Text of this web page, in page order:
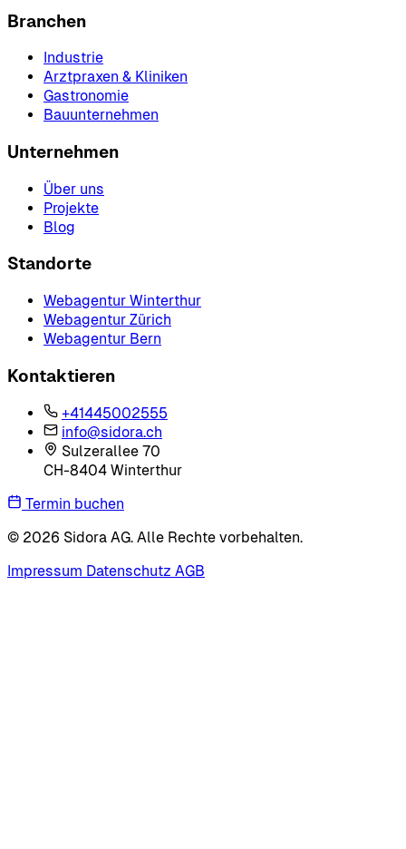
Branchen
Industrie
Arztpraxen & Kliniken
Gastronomie
Bauunternehmen
Unternehmen
Über uns
Projekte
Blog
Standorte
Webagentur Winterthur
Webagentur Zürich
Webagentur Bern
Kontaktieren
+41445002555
info@sidora.ch
Sulzerallee 70
CH-8404 Winterthur
Termin buchen
© 2026 Sidora AG. Alle Rechte vorbehalten.
Impressum Datenschutz AGB